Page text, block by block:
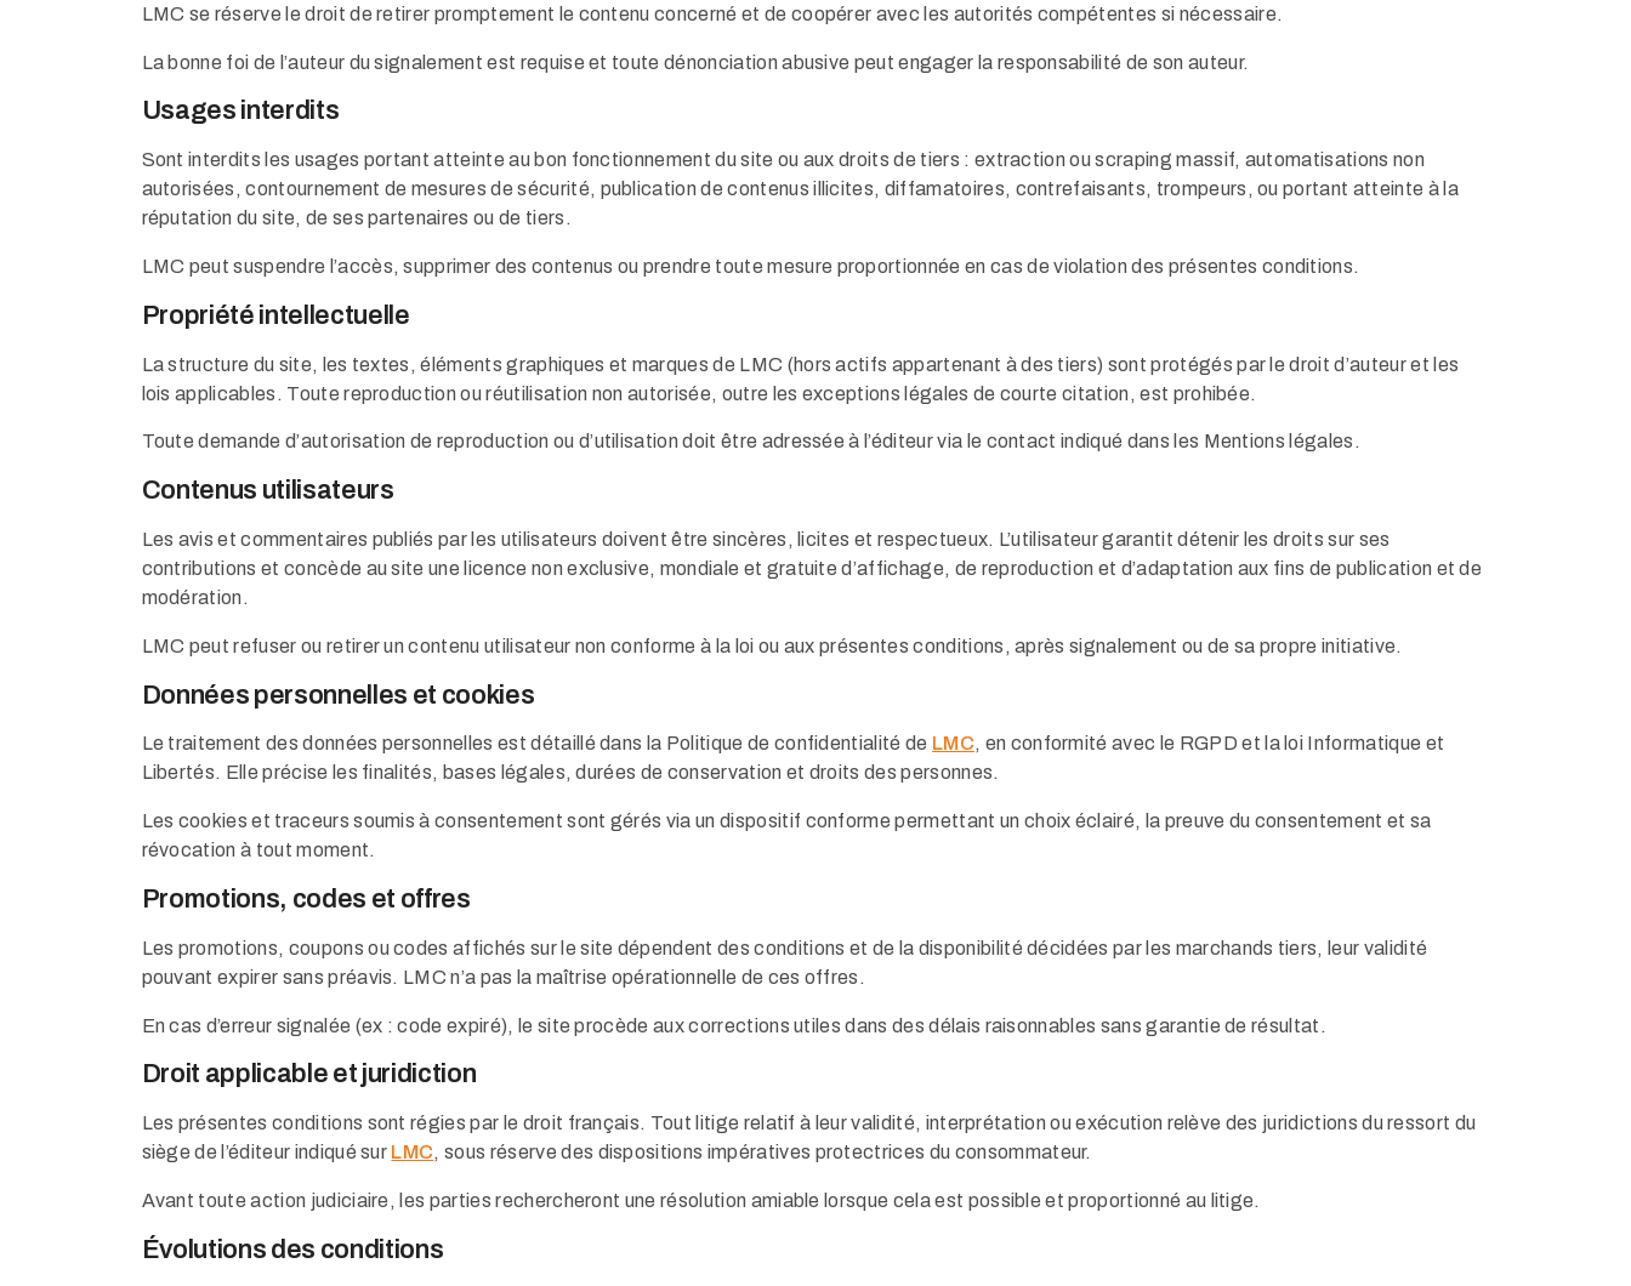
LMC se réserve le droit de retirer promptement le contenu concerné et de coopérer avec les autorités compétentes si nécessaire.
La bonne foi de l’auteur du signalement est requise et toute dénonciation abusive peut engager la responsabilité de son auteur.
Usages interdits
Sont interdits les usages portant atteinte au bon fonctionnement du site ou aux droits de tiers : extraction ou scraping massif, automatisations non
autorisées, contournement de mesures de sécurité, publication de contenus illicites, diffamatoires, contrefaisants, trompeurs, ou portant atteinte à la
réputation du site, de ses partenaires ou de tiers.
LMC peut suspendre l’accès, supprimer des contenus ou prendre toute mesure proportionnée en cas de violation des présentes conditions.
Propriété intellectuelle
La structure du site, les textes, éléments graphiques et marques de LMC (hors actifs appartenant à des tiers) sont protégés par le droit d’auteur et les
lois applicables. Toute reproduction ou réutilisation non autorisée, outre les exceptions légales de courte citation, est prohibée.
Toute demande d’autorisation de reproduction ou d’utilisation doit être adressée à l’éditeur via le contact indiqué dans les Mentions légales.
Contenus utilisateurs
Les avis et commentaires publiés par les utilisateurs doivent être sincères, licites et respectueux. L’utilisateur garantit détenir les droits sur ses
contributions et concède au site une licence non exclusive, mondiale et gratuite d’affichage, de reproduction et d’adaptation aux fins de publication et de
modération.
LMC peut refuser ou retirer un contenu utilisateur non conforme à la loi ou aux présentes conditions, après signalement ou de sa propre initiative.
Données personnelles et cookies
Le traitement des données personnelles est détaillé dans la Politique de confidentialité de LMC, en conformité avec le RGPD et la loi Informatique et
Libertés. Elle précise les finalités, bases légales, durées de conservation et droits des personnes.
Les cookies et traceurs soumis à consentement sont gérés via un dispositif conforme permettant un choix éclairé, la preuve du consentement et sa
révocation à tout moment.
Promotions, codes et offres
Les promotions, coupons ou codes affichés sur le site dépendent des conditions et de la disponibilité décidées par les marchands tiers, leur validité
pouvant expirer sans préavis. LMC n’a pas la maîtrise opérationnelle de ces offres.
En cas d’erreur signalée (ex : code expiré), le site procède aux corrections utiles dans des délais raisonnables sans garantie de résultat.
Droit applicable et juridiction
Les présentes conditions sont régies par le droit français. Tout litige relatif à leur validité, interprétation ou exécution relève des juridictions du ressort du
siège de l’éditeur indiqué sur LMC, sous réserve des dispositions impératives protectrices du consommateur.
Avant toute action judiciaire, les parties rechercheront une résolution amiable lorsque cela est possible et proportionné au litige.
Évolutions des conditions